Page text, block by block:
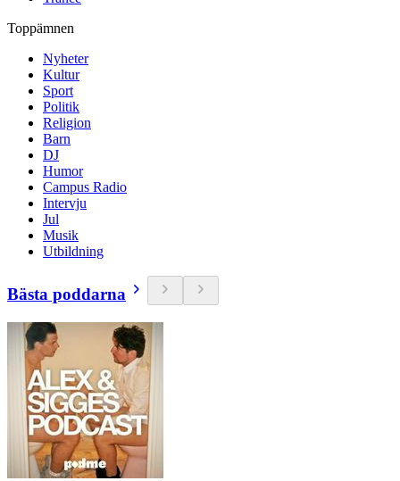
Toppämnen
Nyheter
Kultur
Sport
Politik
Religion
Barn
DJ
Humor
Campus Radio
Intervju
Jul
Musik
Utbildning
Bästa poddarna